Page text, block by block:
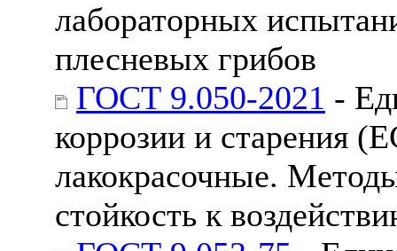
лабораторных
плесневых грибов
ГОСТ 9.050-2021 -
коррозии и старения
лакокрасочные.
стойкость к